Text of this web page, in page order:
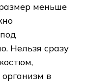
меньше
Нельзя сразу
в